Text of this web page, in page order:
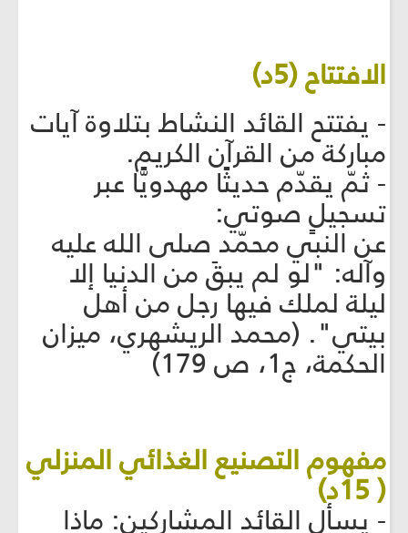
الافتتاح (5د)
- يفتتح القائد النشاط بتلاوة آيات
مباركة من القرآن الكريم.
- ثمّ يقدّم حديثًا مهدويًّا عبر
تسجيلٍ صوتي:
عن النبي محمّد صلى الله عليه
وآله: "لو لم يبقَ من الدنيا إلا
ليلة لملك فيها رجل من أهل
بيتي". (محمد الريشهري، ميزان
الحكمة، ج1، ص 179)
مفهوم التصنيع الغذائي المنزلي
( 15د)
- يسأل القائد المشاركين: ماذا